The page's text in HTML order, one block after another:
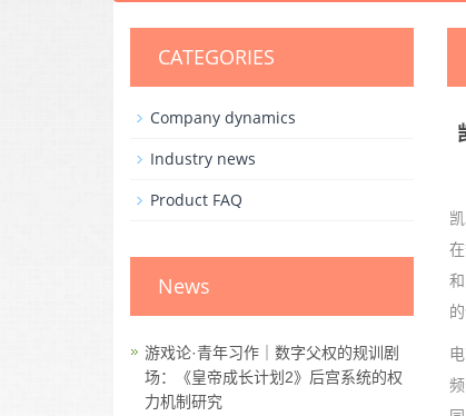
CATEGORIES
Company dynamics
Industry news
Product FAQ
News
游戏论·青年习作｜数字父权的规训剧
场：《皇帝成长计划2》后宫系统的权
力机制研究